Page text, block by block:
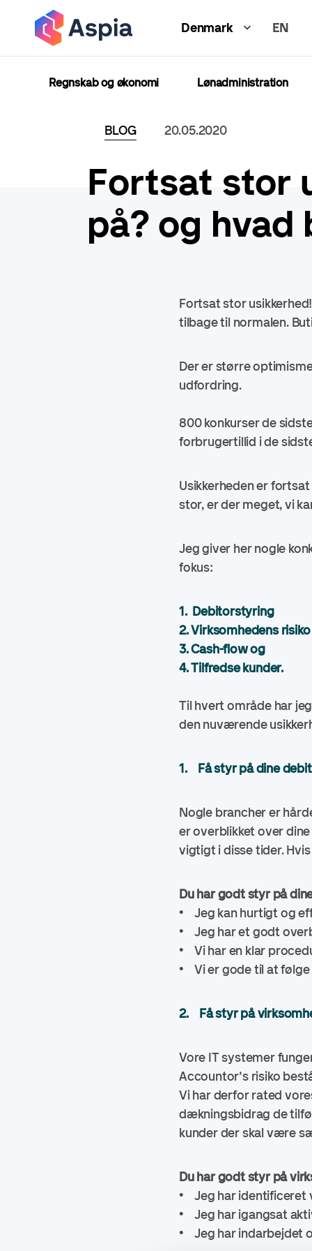
hovedindhold
Denmark EN
Regnskab og økonomi Lønadministration
BLOG 20.05.2020
Fortsat stor
på? og hvad
Fortsat stor
tilbage til normalen.
Der er større
udfordring.
800 konkurser de
forbrugertillid i de
Usikkerheden er
stor, er der meget, vi
Jeg giver her nogle
fokus:
1. Debitorstyring
2. Virksomhedens risiko
3. Cash-flow og
4. Tilfredse kunder.
Til hvert område har
den nuværende
1. Få styr på dine
Nogle brancher er
er overblikket over
vigtigt i disse tider.
Du har godt styr på
• Jeg kan hurtigt og
• Jeg har et godt
• Vi har en klar
• Vi er gode til at
2. Få styr på
Vore IT systemer
Accountor’s risiko
Vi har derfor rated
dækningsbidrag de
kunder der skal være
Du har godt styr på
• Jeg har identificeret
• Jeg har igangsat
• Jeg har indarbejdet